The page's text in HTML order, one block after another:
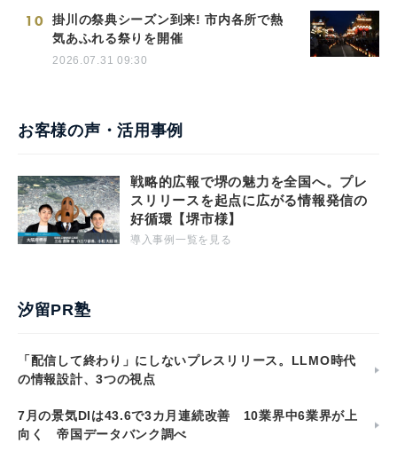
10
掛川の祭典シーズン到来! 市内各所で熱
気あふれる祭りを開催
2026.07.31 09:30
お客様の声・活用事例
戦略的広報で堺の魅力を全国へ。プレ
スリリースを起点に広がる情報発信の
好循環【堺市様】
導入事例一覧を見る
汐留PR塾
「配信して終わり」にしないプレスリリース。LLMO時代
の情報設計、3つの視点
7月の景気DIは43.6で3カ月連続改善 10業界中6業界が上
向く 帝国データバンク調べ